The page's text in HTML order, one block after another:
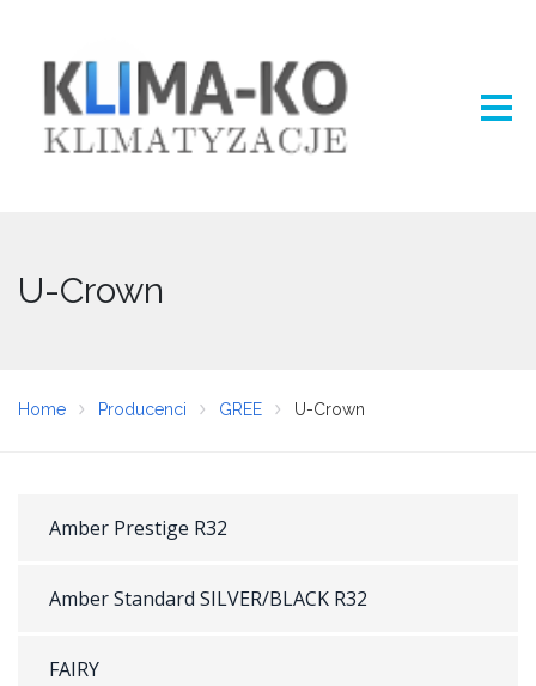
U-Crown
Home Producenci GREE U-Crown
Amber Prestige R32
Amber Standard SILVER/BLACK R32
FAIRY